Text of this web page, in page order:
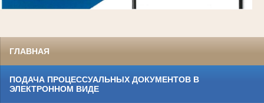
ГЛАВНАЯ
ПОДАЧА ПРОЦЕССУАЛЬНЫХ ДОКУМЕНТОВ В
ЭЛЕКТРОННОМ ВИДЕ